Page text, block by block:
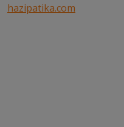
hazipatika.com